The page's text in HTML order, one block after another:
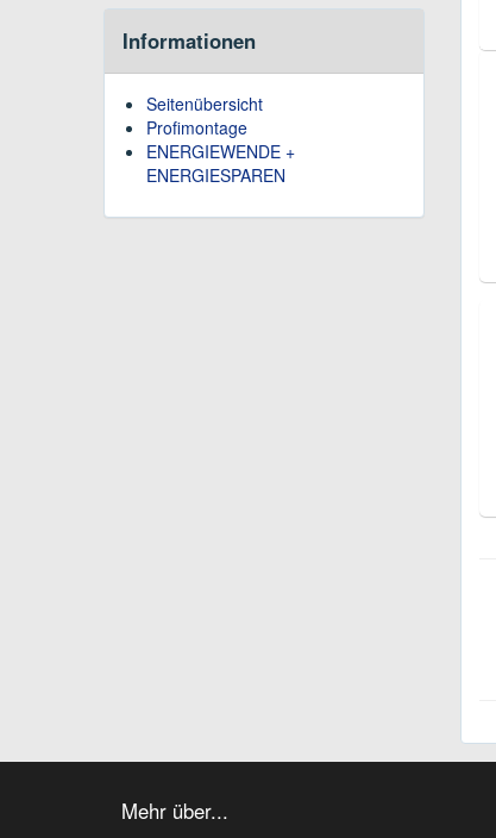
Informationen
Seitenübersicht
Profimontage
ENERGIEWENDE +
ENERGIESPAREN
Mehr über...